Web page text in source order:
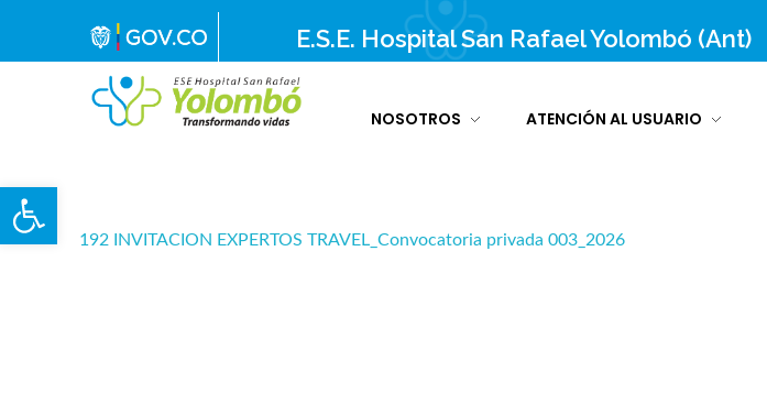
Abrir barra de herramientas
E.S.E. Hospital San Rafael Yolombó (Ant)
NOSOTROS ATENCIÓN AL USUARIO
192 INVITACION EXPERTOS TRAVEL_Convocatoria privada 003_2026